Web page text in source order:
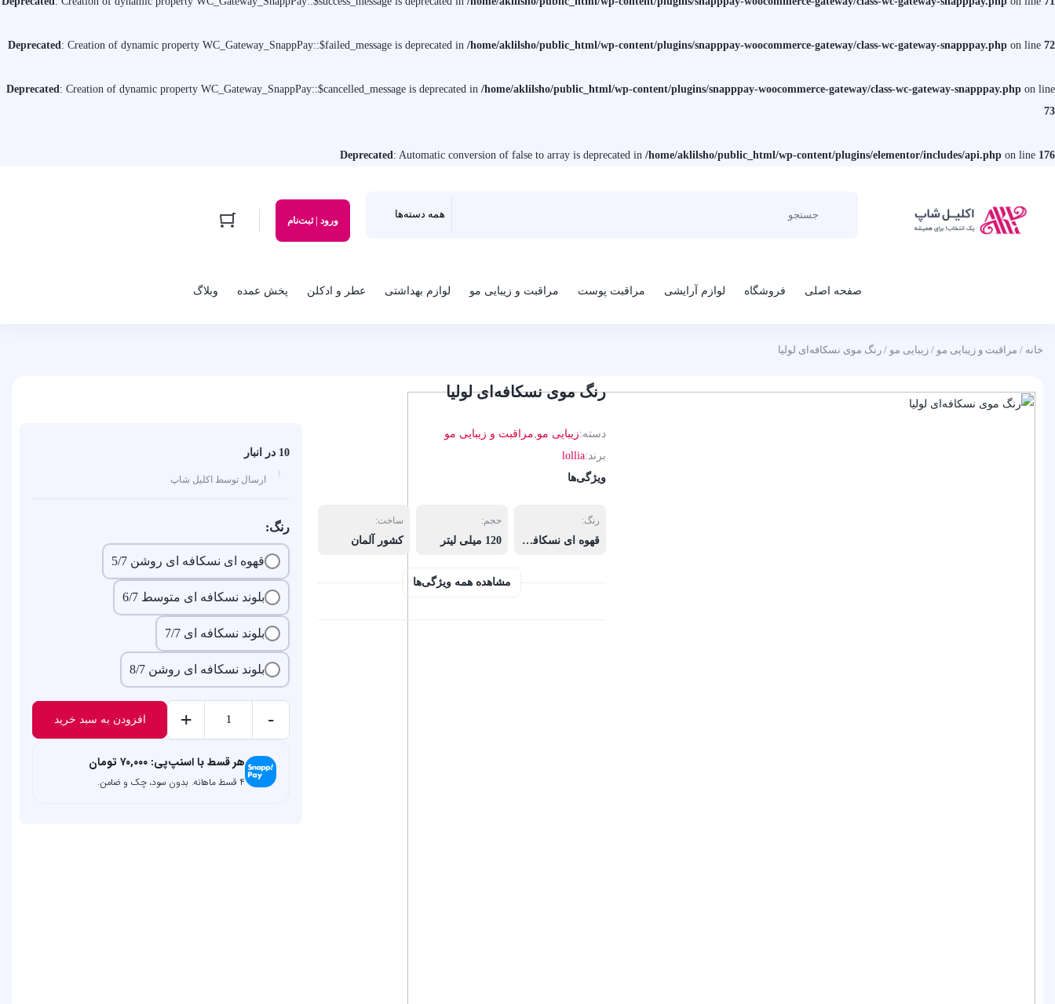
Deprecated: Creation of dynamic property WC_Gateway_SnappPay::$failed_message is deprecated in /home/aklilsho/public_html/wp-content/plugins/snapppay-woocommerce-gateway/class-wc-gateway-snapppay.php on line 72
Deprecated: Creation of dynamic property WC_Gateway_SnappPay::$cancelled_message is deprecated in /home/aklilsho/public_html/wp-content/plugins/snapppay-woocommerce-gateway/class-wc-gateway-snapppay.php on line
73
Deprecated: Automatic conversion of false to array is deprecated in /home/aklilsho/public_html/wp-content/plugins/elementor/includes/api.php on line 176
ورود | ثبت‌نام
صفحه اصلی فروشگاه لوازم آرایشی مراقبت پوست مراقبت و زیبایی مو لوازم بهداشتی عطر و ادکلن پخش عمده وبلاگ
خانه / مراقبت و زیبایی مو / زیبایی مو / رنگ موی نسکافه‌ای لولیا
رنگ موی نسکافه‌ای لولیا
دسته:زیبایی مو,مراقبت و زیبایی مو
برند:lollia
ویژگی‌ها
رنگ:
قهوه ای نسکافه ای روشن 5/7, بلوند نسکافه ای متوسط 6/7, بلوند نسکافه ای 7/7, بلوند نسکافه ای روشن 8/7
حجم:
120 میلی لیتر
ساخت:
کشور آلمان
مشاهده همه ویژگی‌ها
10 در انبار
ارسال توسط اکلیل شاپ
رنگ:
قهوه ای نسکافه ای روشن 5/7
بلوند نسکافه ای متوسط 6/7
بلوند نسکافه ای 7/7
بلوند نسکافه ای روشن 8/7
نسکافه‌ای
-
+ افزودن به سبد خرید
هر قسط با اسنپ‌پی: ۷۰,۰۰۰ تومان
۴ قسط ماهانه. بدون سود، چک و ضامن.